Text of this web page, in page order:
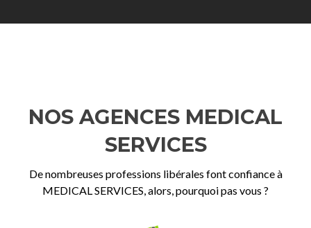
NOS AGENCES MEDICAL
SERVICES
De nombreuses professions libérales font confiance à
MEDICAL SERVICES, alors, pourquoi pas vous ?